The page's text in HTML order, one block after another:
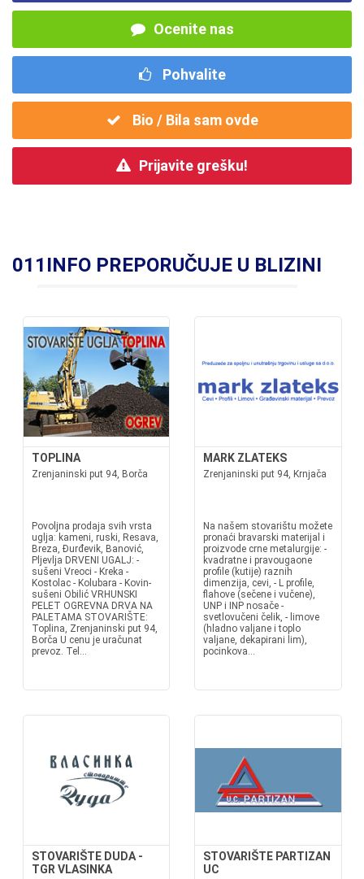
Ocenite nas
Pohvalite
Bio / Bila sam ovde
Prijavite grešku!
011INFO PREPORUČUJE U BLIZINI
TOPLINA
Zrenjaninski put 94, Borča
Povoljna prodaja svih vrsta
uglja: kameni, ruski, Resava,
Breza, Đurđevik, Banović,
Pljevlja DRVENI UGALJ: -
sušeni Vreoci - Kreka -
Kostolac - Kolubara - Kovin-
sušeni Obilić VRHUNSKI
PELET OGREVNA DRVA NA
PALETAMA STOVARIŠTE:
Toplina, Zrenjaninski put 94,
Borča U cenu je uračunat
prevoz. Tel...
MARK ZLATEKS
Zrenjaninski put 94, Krnjača
Na našem stovarištu možete
pronaći bravarski materijal i
proizvode crne metalurgije: -
kvadratne i pravougaone
profile (kutije) raznih
dimenzija, cevi, - L profile,
flahove (sečene i vučene),
UNP i INP nosače -
svetlovučeni čelik, - limove
(hladno valjane i toplo
valjane, dekapirani lim),
pocinkova...
STOVARIŠTE DUDA -
TGR VLASINKA
STOVARIŠTE PARTIZAN
UC